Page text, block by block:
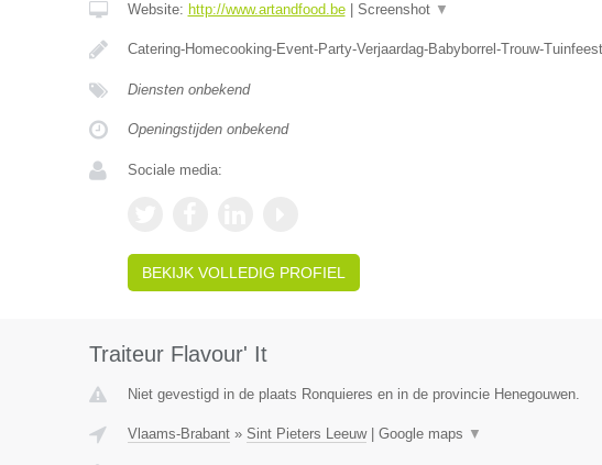
Website: http://www.artandfood.be| Screenshot ▼
Catering-Homecooking-Event-Party-Verjaardag-Babyborrel-Trouw-
Diensten onbekend
Openingstijden onbekend
Sociale media:
BEKIJK VOLLEDIG PROFIEL
Traiteur Flavour' It
Niet gevestigd in de plaats Ronquieres en in de provincie Henegouwen.
Vlaams-Brabant» Sint Pieters Leeuw| Google maps ▼